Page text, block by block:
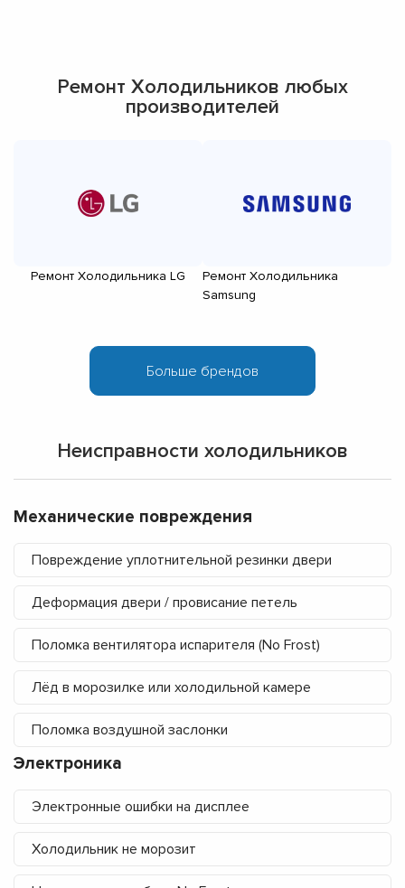
Ремонт Холодильников любых
производителей
Ремонт Холодильника LG
Ремонт Холодильника
Samsung
Неисправности холодильников
Механические повреждения
Повреждение уплотнительной резинки двери
Деформация двери / провисание петель
Поломка вентилятора испарителя (No Frost)
Лёд в морозилке или холодильной камере
Поломка воздушной заслонки
Электроника
Электронные ошибки на дисплее
Холодильник не морозит